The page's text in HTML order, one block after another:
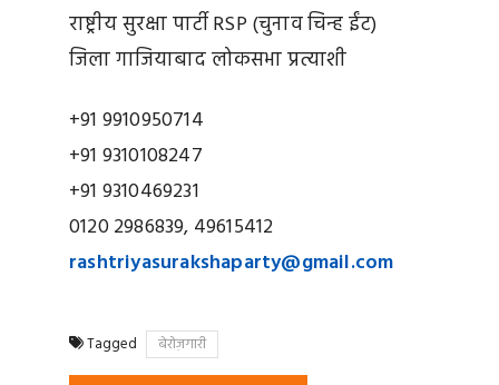
राष्ट्रीय सुरक्षा पार्टी RSP (चुनाव चिन्ह ईंट)
जिला गाजियाबाद लोकसभा प्रत्याशी
+91 9910950714
+91 9310108247
+91 9310469231
0120 2986839, 49615412
rashtriyasurakshaparty@gmail.com
Tagged बेरोज़गारी